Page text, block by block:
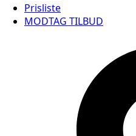
Prisliste
MODTAG TILBUD